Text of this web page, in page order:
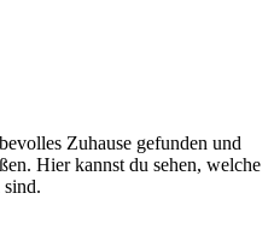
Zuhause gefunden und
Hier kannst du sehen, welche
sind.